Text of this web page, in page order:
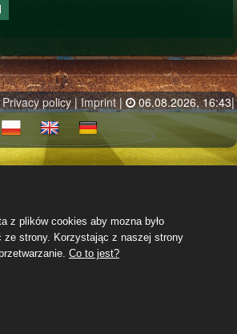
Privacy policy|Imprint| 06.08.2026, 16:43|
z plików cookies aby mozna było
ze strony. Korzystając z naszej strony
Co to jest?